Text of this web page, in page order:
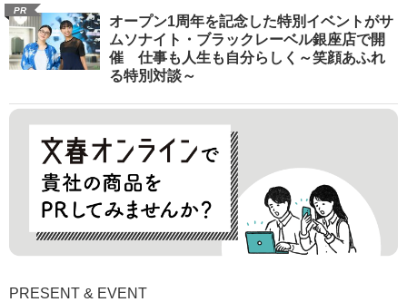
PR
オープン1周年を記念した特別イベントがサ
ムソナイト・ブラックレーベル銀座店で開
催 仕事も人生も自分らしく～笑顔あふれ
る特別対談～
PRESENT & EVENT